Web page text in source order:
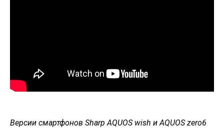
Версии смартфонов Sharp AQUOS wish и AQUOS zero6